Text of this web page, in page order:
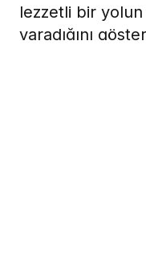
lezzetli bir yolun
yaradığını